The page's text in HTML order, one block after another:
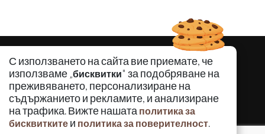
С използването на сайта вие приемате, че
използваме „бисквитки" за подобряване на
преживяването, персонализиране на
съдържанието и рекламите, и анализиране
на трафика. Вижте нашата политика за
бисквитките и политика за поверителност.